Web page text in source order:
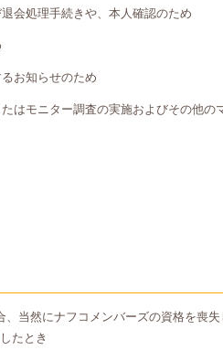
会処理手続きや、本人確認のため
お知らせのため
はモニター調査の実施およびその他の
当然にナフコメンバーズの資格を喪失
たとき